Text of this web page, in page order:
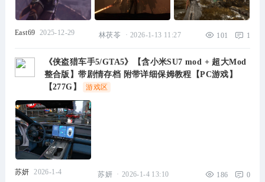
East69 2025-12-29 林茯苓 · 2026-1-13 11:27 101 1
《侠盗猎车手5/GTA5》【含小米SU7 mod + 超大Mod
整合版】带剧情存档 附带详细保姆教程【PC游戏】
【277G】
游戏区
苏妍 2026-1-4 苏妍 · 2026-1-4 13:10 186 0